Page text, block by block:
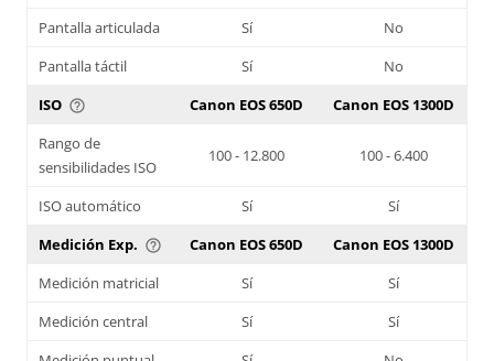
Pantalla articulada Sí
No
Pantalla táctil
Sí
No
ISO help_outline Canon EOS 650D
Canon EOS 1300D
Rango de
sensibilidades ISO
100 - 12.800 100 - 6.400
ISO automático Sí
Sí
Medición Exp. help_outline Canon EOS 650D
Canon EOS 1300D
Medición matricial
Sí
Sí
Medición central
Sí
Sí